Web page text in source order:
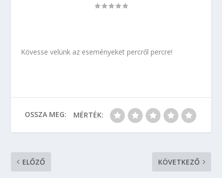
Kövesse velünk az eseményeket percről percre!
OSSZA MEG: MÉRTÉK:
ELŐZŐ KÖVETKEZŐ